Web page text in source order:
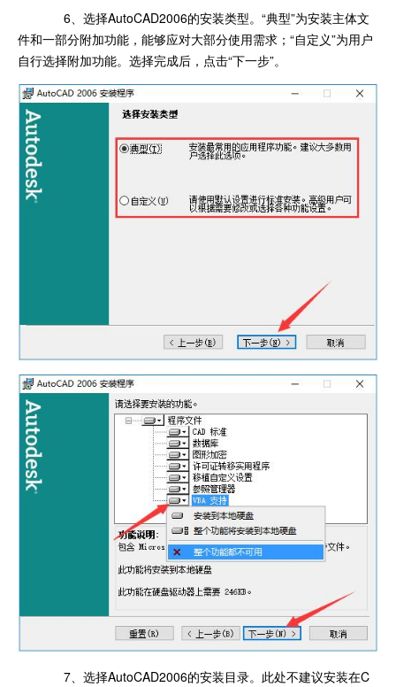
6、选择AutoCAD2006的安装类型。“典型”为安装主体文
件和一部分附加功能，能够应对大部分使用需求；“自定义”为用户
自行选择附加功能。选择完成后，点击“下一步”。
7、选择AutoCAD2006的安装目录。此处不建议安装在C